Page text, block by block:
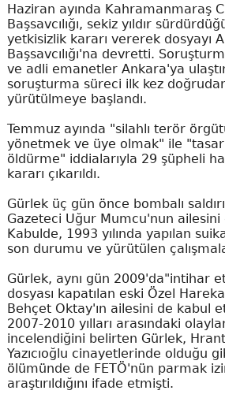
Haziran ayında Kahramanmaraş
Başsavcılığı, sekiz yıldır
yetkisizlik kararı vererek dosyayı
Başsavcılığı'na devretti.
ve adli emanetler Ankara'ya
soruşturma süreci ilk kez
yürütülmeye başlandı.
Temmuz ayında "silahlı terör
yönetmek ve üye olmak" ile
öldürme" iddialarıyla 29 şüpheli
kararı çıkarıldı.
Gürlek üç gün önce bombalı
Gazeteci Uğur Mumcu'nun
Kabulde, 1993 yılında yapılan
son durumu ve yürütülen
Gürlek, aynı gün 2009'da"intihar
dosyası kapatılan eski Özel
Behçet Oktay'ın ailesini de kabul
2007-2010 yılları arasındaki
incelendiğini belirten Gürlek,
Yazıcıoğlu cinayetlerinde olduğu
ölümünde de FETÖ'nün parmak
araştırıldığını ifade etmişti.